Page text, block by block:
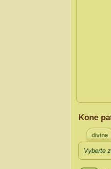
Kone
divine
Vyberte